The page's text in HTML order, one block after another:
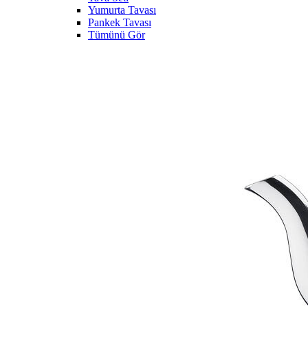
Yumurta Tavası
Pankek Tavası
Tümünü Gör